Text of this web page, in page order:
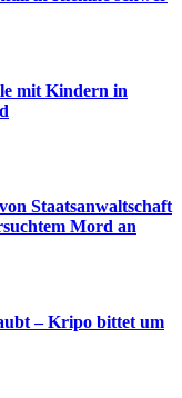
mit Kindern in
Staatsanwaltschaft
Mord an
– Kripo bittet um